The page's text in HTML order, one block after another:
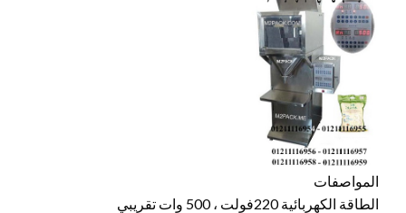
المواصفات
الطاقة الكهربائية 220فولت ، 500 وات تقريبي